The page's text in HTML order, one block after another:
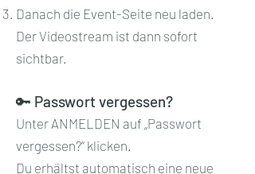
Danach die Event-Seite neu laden.
Der Videostream ist dann sofort
sichtbar.
🔑 Passwort vergessen?
Unter ANMELDEN auf „Passwort
vergessen?“ klicken.
Du erhältst automatisch eine neue